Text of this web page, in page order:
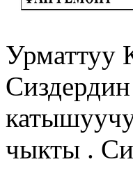
Урматтуу
чыкты .